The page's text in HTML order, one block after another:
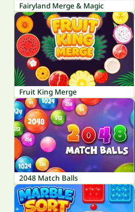
Fairyland Merge & Magic
Fruit King Merge
2048 Match Balls